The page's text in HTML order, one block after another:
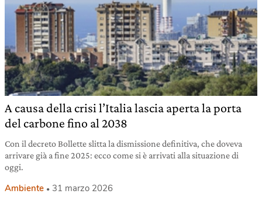
A causa della crisi l’Italia lascia aperta la porta
del carbone fino al 2038
Con il decreto Bollette slitta la dismissione definitiva, che doveva
arrivare già a fine 2025: ecco come si è arrivati alla situazione di
oggi.
Ambiente 31 marzo 2026